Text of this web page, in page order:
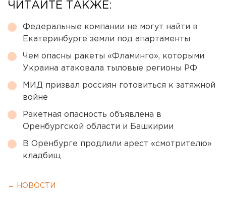
ЧИТАЙТЕ ТАКЖЕ:
Федеральные компании не могут найти в
Екатеринбурге земли под апартаменты
Чем опасны ракеты «Фламинго», которыми
Украина атаковала тыловые регионы РФ
МИД призвал россиян готовиться к затяжной
войне
Ракетная опасность объявлена в
Оренбургской области и Башкирии
В Оренбурге продлили арест «смотрителю»
кладбищ
← НОВОСТИ